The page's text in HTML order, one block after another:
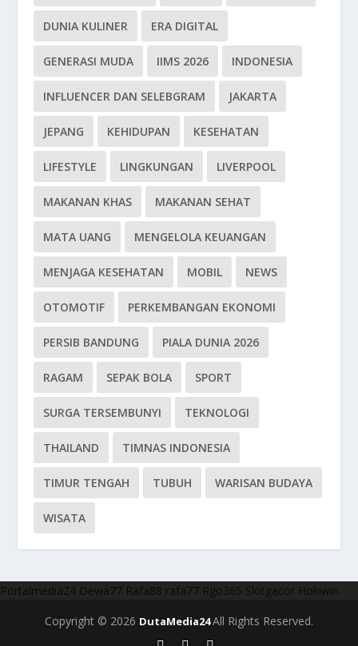
DUNIA KULINER ERA DIGITAL
GENERASI MUDA IIMS 2026 INDONESIA
INFLUENCER DAN SELEBGRAM JAKARTA
JEPANG KEHIDUPAN KESEHATAN
LIFESTYLE LINGKUNGAN LIVERPOOL
MAKANAN KHAS MAKANAN SEHAT
MATA UANG MENGELOLA KEUANGAN
MENJAGA KESEHATAN MOBIL NEWS
OTOMOTIF PERKEMBANGAN EKONOMI
PERSIB BANDUNG PIALA DUNIA 2026
RAGAM SEPAK BOLA SPORT
SURGA TERSEMBUNYI TEKNOLOGI
THAILAND TIMNAS INDONESIA
TIMUR TENGAH TUBUH WARISAN BUDAYA
WISATA
Portalmedia24 Dewa77 Rafa88 rafa77 Rgo365 Slotgacor Hokiwin
Copyright © 2026 DutaMedia24All Rights Reserved.